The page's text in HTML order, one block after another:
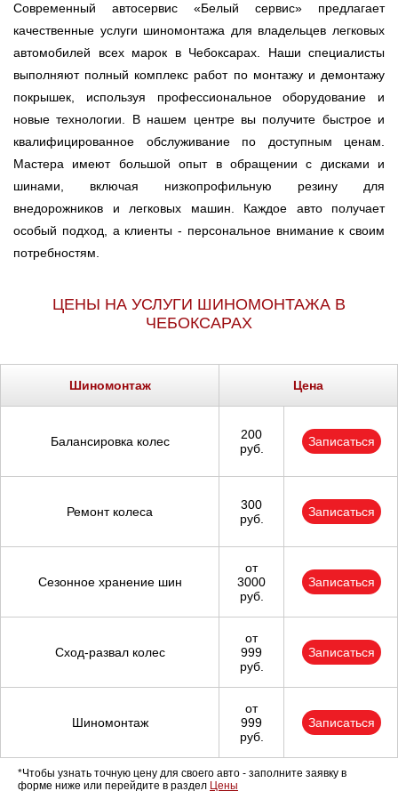
Современный автосервис «Белый сервис» предлагает
качественные услуги шиномонтажа для владельцев легковых
автомобилей всех марок в Чебоксарах. Наши специалисты
выполняют полный комплекс работ по монтажу и демонтажу
покрышек, используя профессиональное оборудование и
новые технологии. В нашем центре вы получите быстрое и
квалифицированное обслуживание по доступным ценам.
Мастера имеют большой опыт в обращении с дисками и
шинами, включая низкопрофильную резину для
внедорожников и легковых машин. Каждое авто получает
особый подход, а клиенты - персональное внимание к своим
потребностям.
ЦЕНЫ НА УСЛУГИ ШИНОМОНТАЖА В
ЧЕБОКСАРАХ
Шиномонтаж Цена
Балансировка колес
200
руб.
Записаться
Ремонт колеса
300
руб.
Записаться
Сезонное хранение шин
от
3000
руб.
Записаться
Сход-развал колес
от
999
руб.
Записаться
Шиномонтаж
от
999
руб.
Записаться
*Чтобы узнать точную цену для своего авто - заполните заявку в
форме ниже или перейдите в раздел Цены